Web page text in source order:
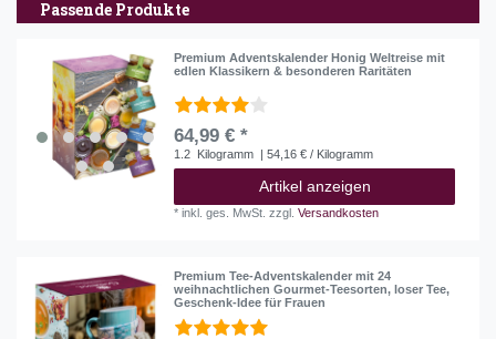
Passende Produkte
Premium Adventskalender Honig Weltreise mit
edlen Klassikern & besonderen Raritäten
64,99 € *
1.2 Kilogramm | 54,16 € / Kilogramm
Artikel anzeigen
*inkl. ges. MwSt. zzgl.Versandkosten
Premium Tee-Adventskalender mit 24
weihnachtlichen Gourmet-Teesorten, loser Tee,
Geschenk-Idee für Frauen